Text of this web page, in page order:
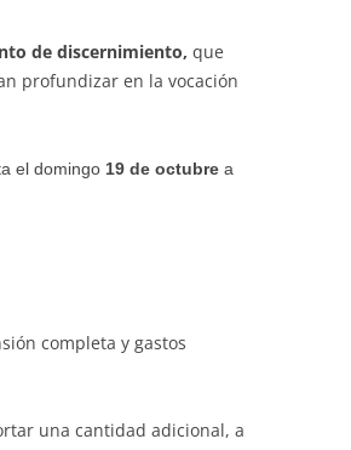
de discernimiento, que
profundizar en la vocación
el domingo 19 de octubre a
completa y gastos
una cantidad adicional, a